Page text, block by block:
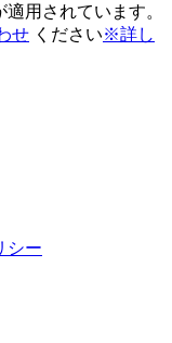
用されています。
せ ください※詳し
シー